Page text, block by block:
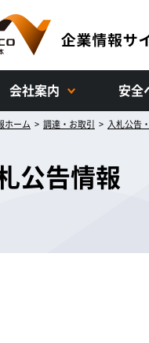
会社案内 安全
ホーム > 調達・お取引 > 入札公告
公告情報